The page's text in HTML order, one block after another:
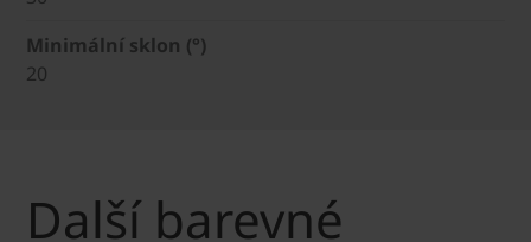
Minimální sklon (°)
20
Další barevné